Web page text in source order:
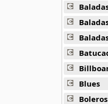
Diosdado
30
Duo
18 músicas
Duo
20 músicas
Blues
Boleros